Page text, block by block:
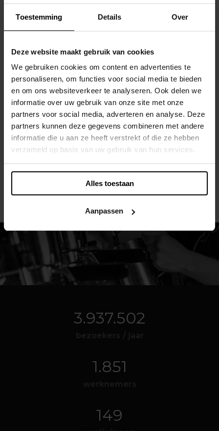
Toestemming Details Over
Deze website maakt gebruik van cookies
We gebruiken cookies om content en advertenties te
personaliseren, om functies voor social media te bieden
en om ons websiteverkeer te analyseren. Ook delen we
informatie over uw gebruik van onze site met onze
partners voor social media, adverteren en analyse. Deze
partners kunnen deze gegevens combineren met andere
informatie die u aan ze heeft verstrekt of die ze hebben
verzameld op basis van uw gebruik van hun services.
Alles toestaan
Aanpassen
4.254.000
2.000
161